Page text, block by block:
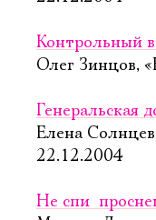
Контрольный
Олег Зинцов,
Генеральская
Елена
22.12.2004
Не спи 